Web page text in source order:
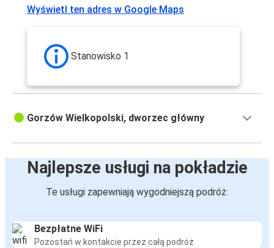
Wyświetl ten adres w Google Maps
Stanowisko 1
Gorzów Wielkopolski, dworzec główny
Najlepsze usługi na pokładzie
Te usługi zapewniają wygodniejszą podróż:
Bezpłatne WiFi
Pozostań w kontakcie przez całą podróż